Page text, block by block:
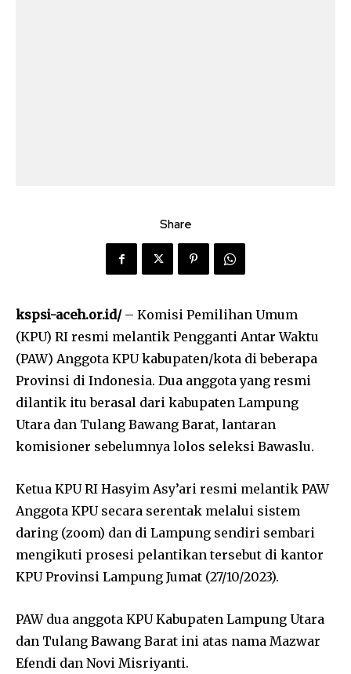
Share
kspsi-aceh.or.id/– Komisi Pemilihan Umum
(KPU) RI resmi melantik Pengganti Antar Waktu
(PAW) Anggota KPU kabupaten/kota di beberapa
Provinsi di Indonesia. Dua anggota yang resmi
dilantik itu berasal dari kabupaten Lampung
Utara dan Tulang Bawang Barat, lantaran
komisioner sebelumnya lolos seleksi Bawaslu.
Ketua KPU RI Hasyim Asy’ari resmi melantik PAW
Anggota KPU secara serentak melalui sistem
daring (zoom) dan di Lampung sendiri sembari
mengikuti prosesi pelantikan tersebut di kantor
KPU Provinsi Lampung Jumat (27/10/2023).
PAW dua anggota KPU Kabupaten Lampung Utara
dan Tulang Bawang Barat ini atas nama Mazwar
Efendi dan Novi Misriyanti.